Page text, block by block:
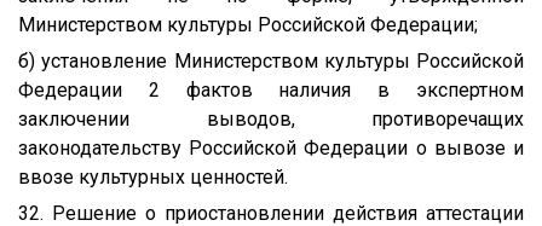
Министерством культуры Российской Федерации;
б) установление Министерством культуры Российской
Федерации 2 фактов наличия в экспертном
заключении выводов, противоречащих
законодательству Российской Федерации о вывозе и
ввозе культурных ценностей.
32. Решение о приостановлении действия аттестации